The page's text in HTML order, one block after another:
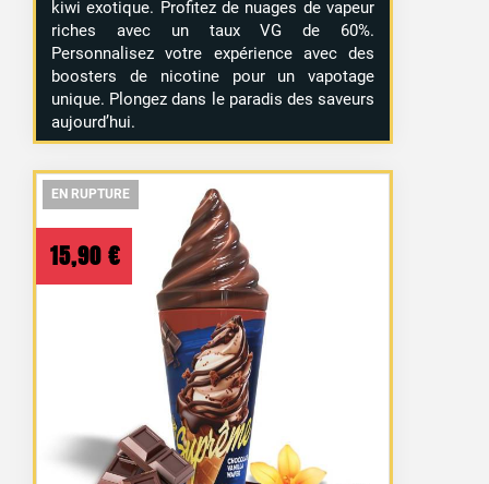
kiwi exotique. Profitez de nuages de vapeur
riches avec un taux VG de 60%.
Personnalisez votre expérience avec des
boosters de nicotine pour un vapotage
unique. Plongez dans le paradis des saveurs
aujourd’hui.
EN RUPTURE
EN RUPTURE
15,90 €
EN RUPTURE